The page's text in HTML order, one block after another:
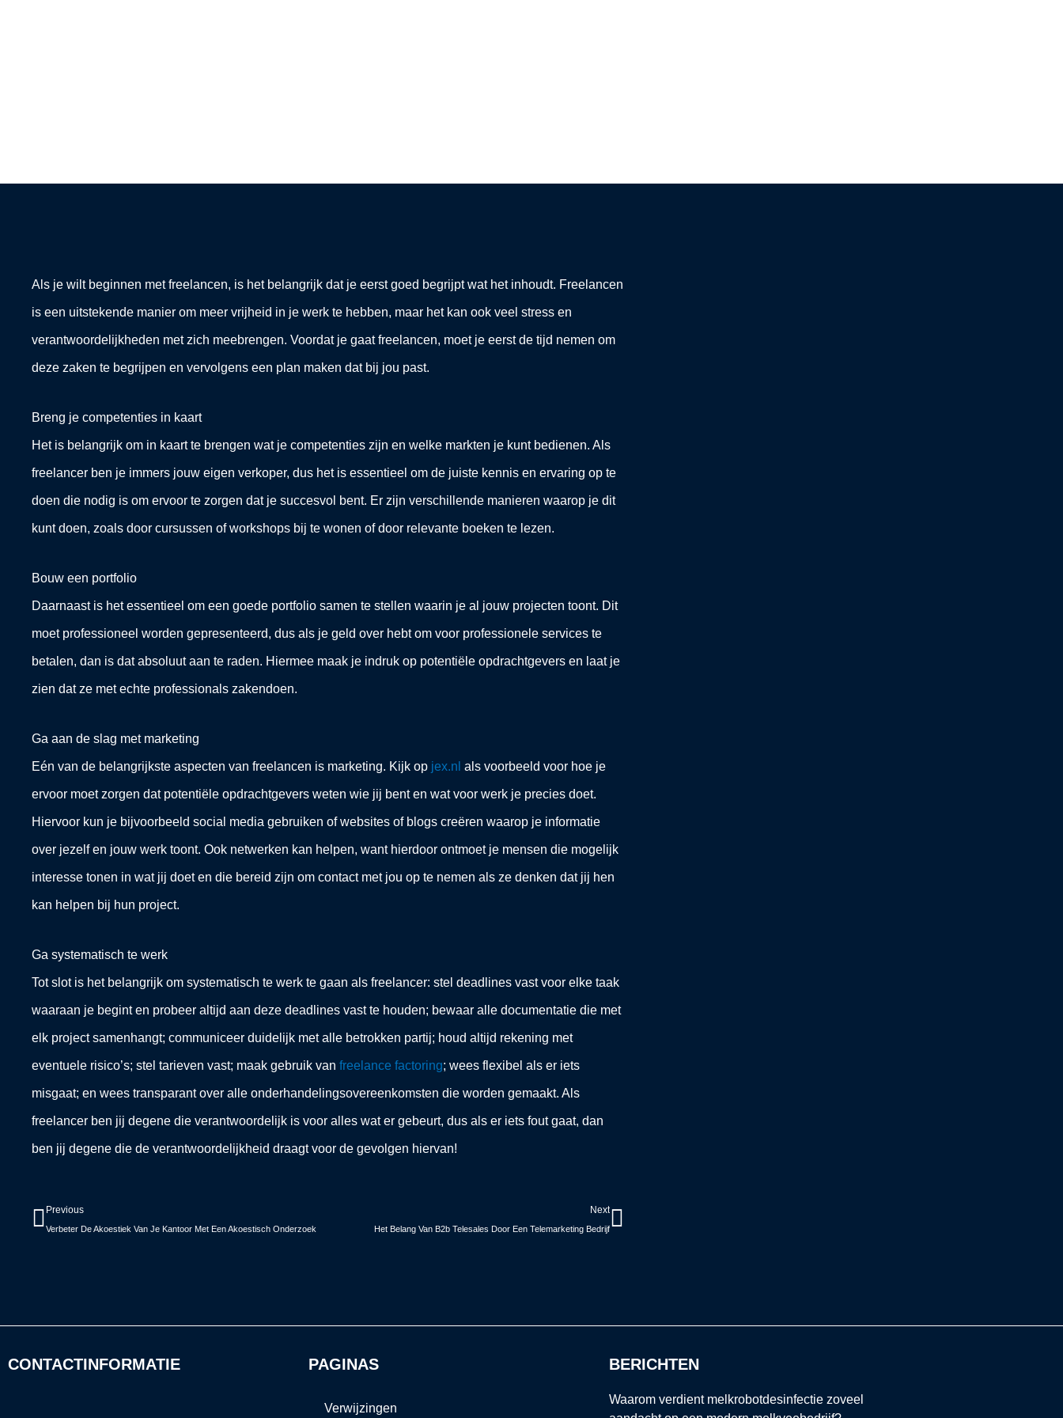
Als je wilt beginnen met freelancen, is het belangrijk dat je eerst goed begrijpt wat het inhoudt. Freelancen
is een uitstekende manier om meer vrijheid in je werk te hebben, maar het kan ook veel stress en
verantwoordelijkheden met zich meebrengen. Voordat je gaat freelancen, moet je eerst de tijd nemen om
deze zaken te begrijpen en vervolgens een plan maken dat bij jou past.
Breng je competenties in kaart
Het is belangrijk om in kaart te brengen wat je competenties zijn en welke markten je kunt bedienen. Als
freelancer ben je immers jouw eigen verkoper, dus het is essentieel om de juiste kennis en ervaring op te
doen die nodig is om ervoor te zorgen dat je succesvol bent. Er zijn verschillende manieren waarop je dit
kunt doen, zoals door cursussen of workshops bij te wonen of door relevante boeken te lezen.
Bouw een portfolio
Daarnaast is het essentieel om een goede portfolio samen te stellen waarin je al jouw projecten toont. Dit
moet professioneel worden gepresenteerd, dus als je geld over hebt om voor professionele services te
betalen, dan is dat absoluut aan te raden. Hiermee maak je indruk op potentiële opdrachtgevers en laat je
zien dat ze met echte professionals zakendoen.
Ga aan de slag met marketing
Eén van de belangrijkste aspecten van freelancen is marketing. Kijk op jex.nl als voorbeeld voor hoe je
ervoor moet zorgen dat potentiële opdrachtgevers weten wie jij bent en wat voor werk je precies doet.
Hiervoor kun je bijvoorbeeld social media gebruiken of websites of blogs creëren waarop je informatie
over jezelf en jouw werk toont. Ook netwerken kan helpen, want hierdoor ontmoet je mensen die mogelijk
interesse tonen in wat jij doet en die bereid zijn om contact met jou op te nemen als ze denken dat jij hen
kan helpen bij hun project.
Ga systematisch te werk
Tot slot is het belangrijk om systematisch te werk te gaan als freelancer: stel deadlines vast voor elke taak
waaraan je begint en probeer altijd aan deze deadlines vast te houden; bewaar alle documentatie die met
elk project samenhangt; communiceer duidelijk met alle betrokken partij; houd altijd rekening met
eventuele risico’s; stel tarieven vast; maak gebruik van freelance factoring; wees flexibel als er iets
misgaat; en wees transparant over alle onderhandelingsovereenkomsten die worden gemaakt. Als
freelancer ben jij degene die verantwoordelijk is voor alles wat er gebeurt, dus als er iets fout gaat, dan
ben jij degene die de verantwoordelijkheid draagt voor de gevolgen hiervan!
Vorige
Previous
Verbeter De Akoestiek Van Je Kantoor Met Een Akoestisch Onderzoek
Next
Het Belang Van B2b Telesales Door Een Telemarketing Bedrijf
Volgende
CONTACTINFORMATIE PAGINAS
Verwijzingen
BERICHTEN
Waarom verdient melkrobotdesinfectie zoveel